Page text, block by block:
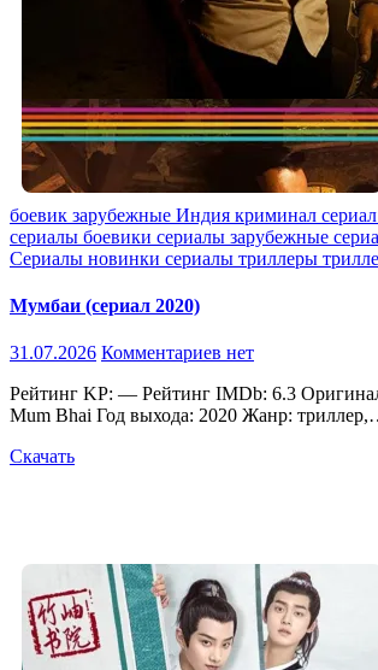
боевик зарубежные Индия криминал сериал
сериалы боевики сериалы зарубежные
Сериалы новинки сериалы триллеры
Мумбаи (сериал 2020)
31.07.2026 Комментариев нет
Рейтинг KP: — Рейтинг IMDb: 6.3 Оригинальное название:
Mum Bhai Год выхода: 2020 Жанр:
Скачать